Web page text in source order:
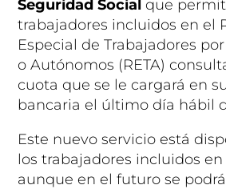
Seguridad Social que
trabajadores incluidos en el
Especial de Trabajadores
o Autónomos (RETA)
cuota que se le cargará en
bancaria el último día hábil
Este nuevo servicio está
los trabajadores incluidos en
aunque en el futuro se